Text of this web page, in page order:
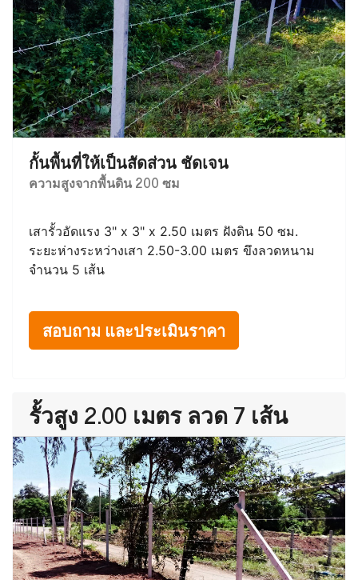
กั้นพื้นที่ให้เป็นสัดส่วน ชัดเจน
ความสูงจากพื้นดิน 200 ซม
เสารั้วอัดแรง 3" x 3" x 2.50 เมตร ฝังดิน 50 ซม.
ระยะห่างระหว่างเสา 2.50-3.00 เมตร ขึงลวดหนาม
จำนวน 5 เส้น
สอบถาม และประเมินราคา
รั้วสูง 2.00 เมตร ลวด 7 เส้น